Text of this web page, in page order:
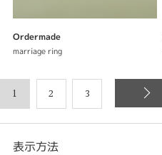
Ordermade
marriage ring
1 2 3
表示方法